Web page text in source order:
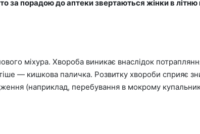
порадою до аптеки звертаються жінки в літню
міхура. Хвороба виникає внаслідок
— кишкова паличка. Розвитку хвороби сприяє
(наприклад, перебування в мокрому